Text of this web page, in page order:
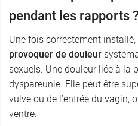
pendant les rapports ?
Une fois correctement installé,
provoquer de douleur
sexuels. Une douleur liée à la
dyspareunie. Elle peut être
vulve ou de l’entrée du vagin,
ventre.